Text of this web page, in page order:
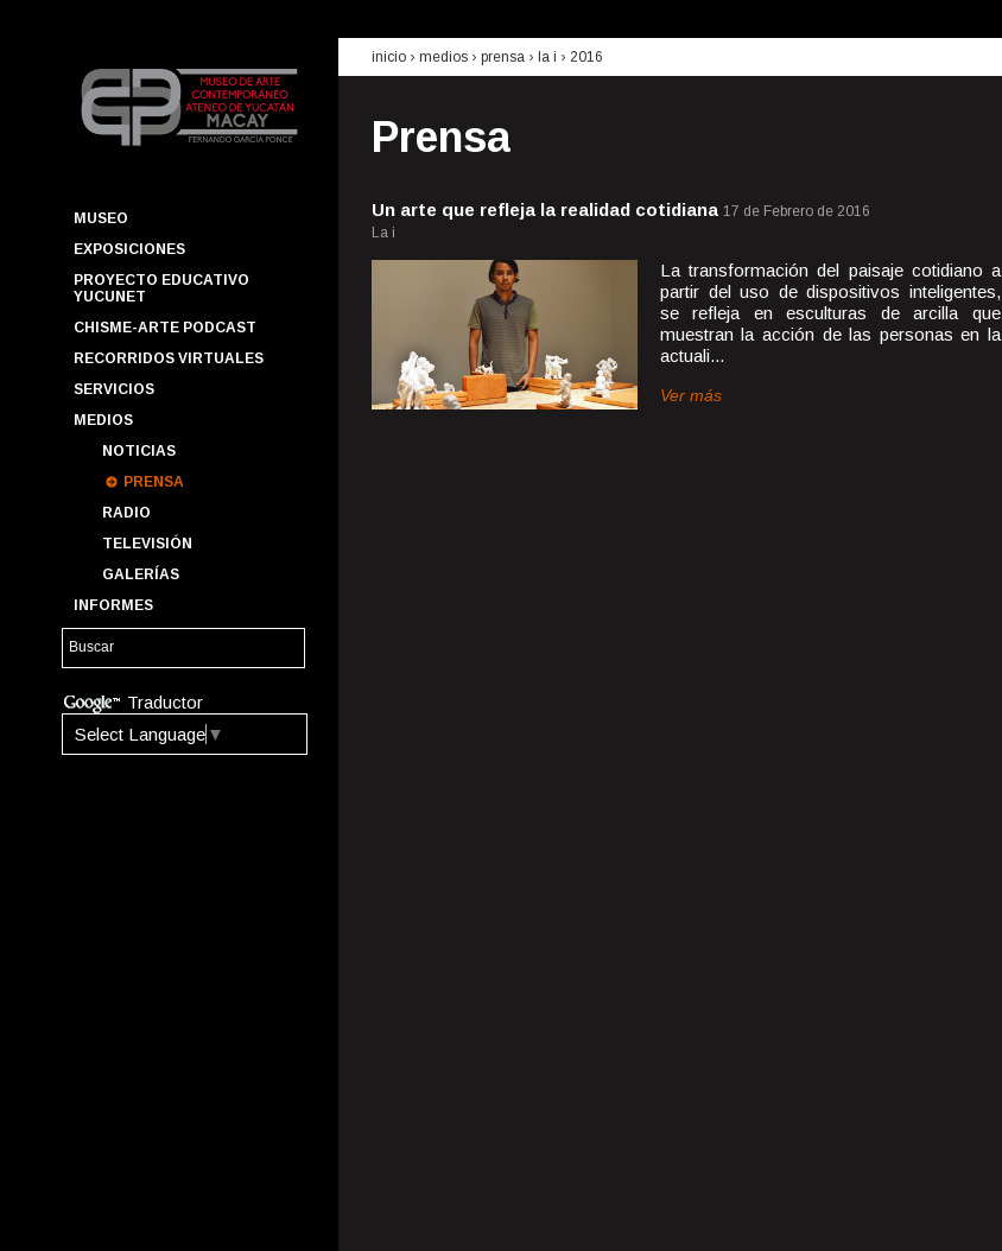
MUSEO
EXPOSICIONES
PROYECTO EDUCATIVO
YUCUNET
CHISME-ARTE PODCAST
RECORRIDOS VIRTUALES
SERVICIOS
MEDIOS
NOTICIAS
PRENSA
RADIO
TELEVISIÓN
GALERÍAS
INFORMES
Traductor
Select Language ▼
inicio › medios › prensa › la i › 2016
Prensa
Un arte que refleja la realidad cotidiana 17 de Febrero de 2016
La i
La transformación del paisaje cotidiano a
partir del uso de dispositivos inteligentes,
se refleja en esculturas de arcilla que
muestran la acción de las personas en la
actuali...
Ver más